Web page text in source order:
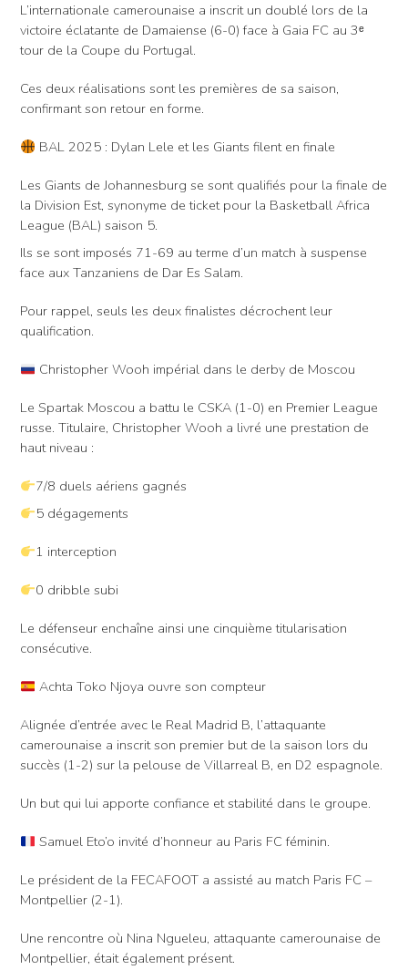
L’internationale camerounaise a inscrit un doublé lors de la
victoire éclatante de Damaiense (6-0) face à Gaia FC au 3ᵉ
tour de la Coupe du Portugal.
Ces deux réalisations sont les premières de sa saison,
confirmant son retour en forme.
BAL 2025 : Dylan Lele et les Giants filent en finale
Les Giants de Johannesburg se sont qualifiés pour la finale de
la Division Est, synonyme de ticket pour la Basketball Africa
League (BAL) saison 5.
Ils se sont imposés 71-69 au terme d’un match à suspense
face aux Tanzaniens de Dar Es Salam.
Pour rappel, seuls les deux finalistes décrochent leur
qualification.
Christopher Wooh impérial dans le derby de Moscou
Le Spartak Moscou a battu le CSKA (1-0) en Premier League
russe. Titulaire, Christopher Wooh a livré une prestation de
haut niveau :
7/8 duels aériens gagnés
5 dégagements
1 interception
0 dribble subi
Le défenseur enchaîne ainsi une cinquième titularisation
consécutive.
Achta Toko Njoya ouvre son compteur
Alignée d’entrée avec le Real Madrid B, l’attaquante
camerounaise a inscrit son premier but de la saison lors du
succès (1-2) sur la pelouse de Villarreal B, en D2 espagnole.
Un but qui lui apporte confiance et stabilité dans le groupe.
Samuel Eto’o invité d’honneur au Paris FC féminin.
Le président de la FECAFOOT a assisté au match Paris FC –
Montpellier (2-1).
Une rencontre où Nina Ngueleu, attaquante camerounaise de
Montpellier, était également présent.